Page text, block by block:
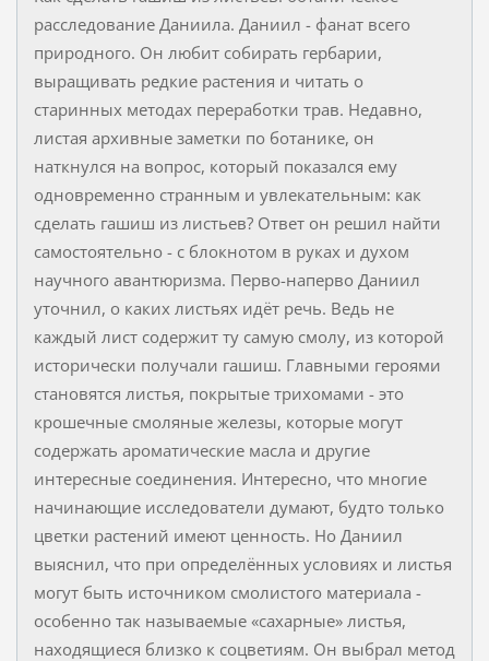
расследование Даниила. Даниил - фанат всего
природного. Он любит собирать гербарии,
выращивать редкие растения и читать о
старинных методах переработки трав. Недавно,
листая архивные заметки по ботанике, он
наткнулся на вопрос, который показался ему
одновременно странным и увлекательным: как
сделать гашиш из листьев? Ответ он решил найти
самостоятельно - с блокнотом в руках и духом
научного авантюризма. Перво-наперво Даниил
уточнил, о каких листьях идёт речь. Ведь не
каждый лист содержит ту самую смолу, из которой
исторически получали гашиш. Главными героями
становятся листья, покрытые трихомами - это
крошечные смоляные железы, которые могут
содержать ароматические масла и другие
интересные соединения. Интересно, что многие
начинающие исследователи думают, будто только
цветки растений имеют ценность. Но Даниил
выяснил, что при определённых условиях и листья
могут быть источником смолистого материала -
особенно так называемые «сахарные» листья,
находящиеся близко к соцветиям. Он выбрал метод